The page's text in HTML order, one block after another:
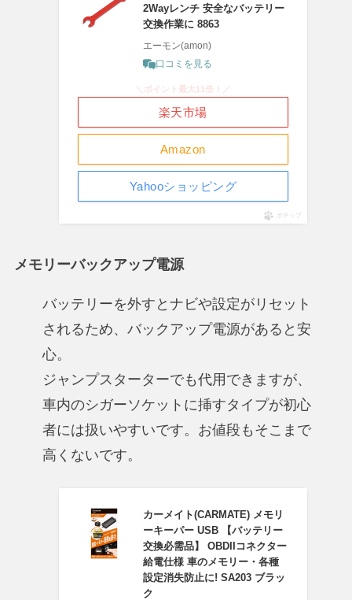
2Wayレンチ 安全なバッテリー
交換作業に 8863
エーモン(amon)
口コミを見る
Amazon
＼ポイント最大11倍！／
楽天市場
Yahooショッピング
ポチップ
メモリーバックアップ電源
バッテリーを外すとナビや設定がリセット
されるため、バックアップ電源があると安
心。
ジャンプスターターでも代用できますが、
車内のシガーソケットに挿すタイプが初心
者には扱いやすいです。お値段もそこまで
高くないです。
カーメイト(CARMATE) メモリ
ーキーパー USB 【バッテリー
交換必需品】 OBDIIコネクター
給電仕様 車のメモリー・各種
設定消失防止に! SA203 ブラッ
ク